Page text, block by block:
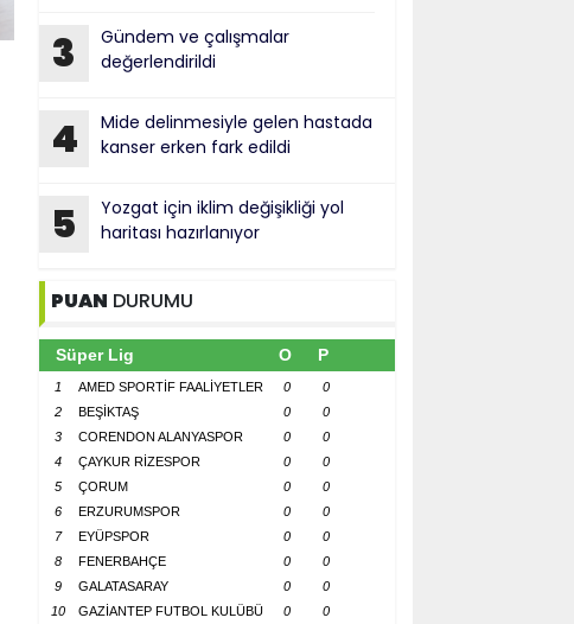
3
Gündem ve çalışmalar
değerlendirildi
4
Mide delinmesiyle gelen hastada
kanser erken fark edildi
5
Yozgat için iklim değişikliği yol
haritası hazırlanıyor
PUAN DURUMU
Süper Lig O P
1 AMED SPORTİF FAALİYETLER 0
0
2
BEŞİKTAŞ 0
0
3
CORENDON ALANYASPOR 0
0
4
ÇAYKUR RİZESPOR 0
0
5
ÇORUM 0
0
6
ERZURUMSPOR 0
0
7
EYÜPSPOR 0
0
8
FENERBAHÇE 0
0
9
GALATASARAY 0
0
10
GAZİANTEP FUTBOL KULÜBÜ 0
0